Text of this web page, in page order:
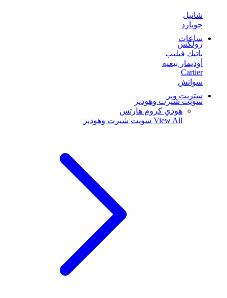
شانيل
جويارد
ساعات
رولكس
باتيك فيليب
أوديمار بيغيه
Cartier
سواتش
ستريت وير
سويت شيرت وهوديز
هودي كروم هارتس
View All سويت شيرت وهوديز